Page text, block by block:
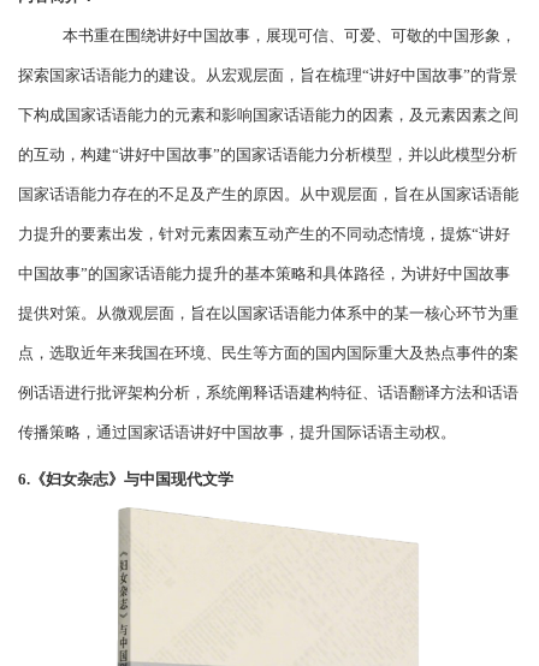
本书重在围绕讲好中国故事，展现可信、可爱、可敬的中国形象，
探索国家话语能力的建设。从宏观层面，旨在梳理“讲好中国故事”的背景
下构成国家话语能力的元素和影响国家话语能力的因素，及元素因素之间
的互动，构建“讲好中国故事”的国家话语能力分析模型，并以此模型分析
国家话语能力存在的不足及产生的原因。从中观层面，旨在从国家话语能
力提升的要素出发，针对元素因素互动产生的不同动态情境，提炼“讲好
中国故事”的国家话语能力提升的基本策略和具体路径，为讲好中国故事
提供对策。从微观层面，旨在以国家话语能力体系中的某一核心环节为重
点，选取近年来我国在环境、民生等方面的国内国际重大及热点事件的案
例话语进行批评架构分析，系统阐释话语建构特征、话语翻译方法和话语
传播策略，通过国家话语讲好中国故事，提升国际话语主动权。
6.《妇女杂志》与中国现代文学